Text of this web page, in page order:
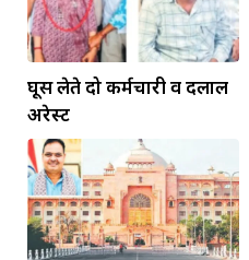
घूस लेते दो कर्मचारी व दलाल
अरेस्ट